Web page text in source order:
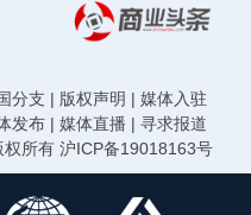
分支 | 版权声明 | 媒体入驻
发布 | 媒体直播 | 寻求报道
所有 沪ICP备19018163号